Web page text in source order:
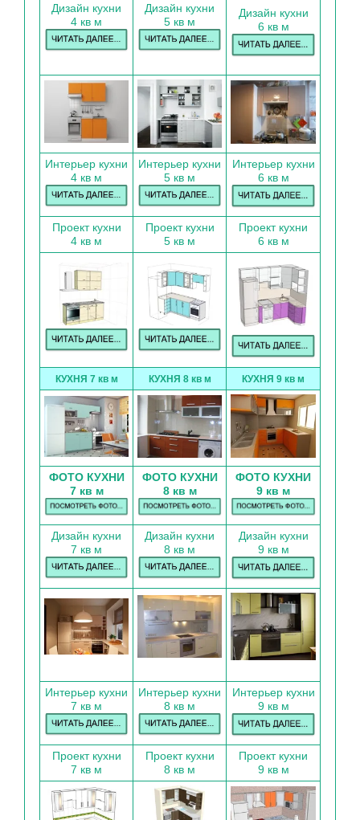
Дизайн кухни
4 кв м
Дизайн кухни
5 кв м
Дизайн кухни
6 кв м
Интерьер кухни
4 кв м
Интерьер кухни
5 кв м
Интерьер кухни
6 кв м
Проект кухни
4 кв м
Проект кухни
5 кв м
Проект кухни
6 кв м
КУХНЯ 7 кв м КУХНЯ 8 кв м КУХНЯ 9 кв м
ФОТО КУХНИ
7 кв м
ФОТО КУХНИ
8 кв м
ФОТО КУХНИ
9 кв м
Дизайн кухни
7 кв м
Дизайн кухни
8 кв м
Дизайн кухни
9 кв м
Интерьер кухни
7 кв м
Интерьер кухни
8 кв м
Интерьер кухни
9 кв м
Проект кухни
7 кв м
Проект кухни
8 кв м
Проект кухни
9 кв м